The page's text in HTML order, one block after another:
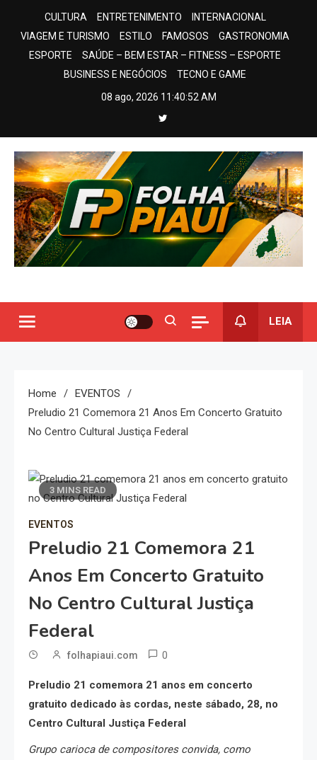
CULTURA ENTRETENIMENTO
INTERNACIONAL
VIAGEM E TURISMO
ESTILO FAMOSOS
GASTRONOMIA
ESPORTE
SAÚDE – BEM ESTAR – FITNESS – ESPORTE
BUSINESS E NEGÓCIOS
TECNO E GAME
08 ago, 2026 11:40:53 AM
LEIA
Home
EVENTOS
Preludio 21 Comemora 21 Anos Em Concerto Gratuito
No Centro Cultural Justiça Federal
3 MINS READ
EVENTOS
Preludio 21 Comemora 21
Anos Em Concerto Gratuito
No Centro Cultural Justiça
Federal
folhapiaui.com 0
Preludio 21 comemora 21 anos em concerto
gratuito dedicado às cordas, neste sábado, 28, no
Centro Cultural Justiça Federal
Grupo carioca de compositores convida, como